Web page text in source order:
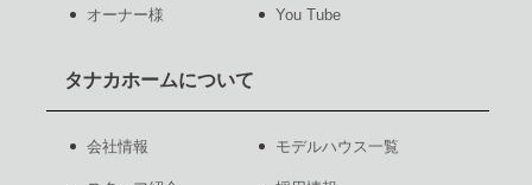
オーナー様 You Tube
タナカホームについて
会社情報 モデルハウス一覧